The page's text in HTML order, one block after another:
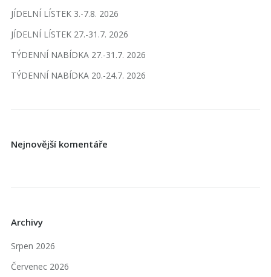
JÍDELNÍ LÍSTEK 3.-7.8. 2026
JÍDELNÍ LÍSTEK 27.-31.7. 2026
TÝDENNÍ NABÍDKA 27.-31.7. 2026
TÝDENNÍ NABÍDKA 20.-24.7. 2026
Nejnovější komentáře
Archivy
Srpen 2026
Červenec 2026